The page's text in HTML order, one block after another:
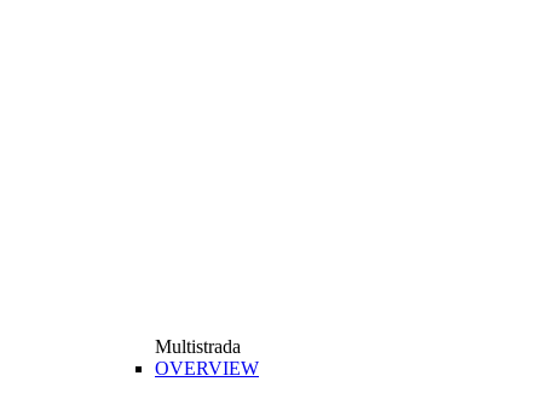
Multistrada
OVERVIEW